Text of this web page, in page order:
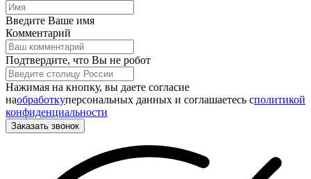
Введите Ваше имя
Комментарий
Подтвердите, что Вы не робот
Нажимая на кнопку, вы даете согласие
наобработкуперсональных данных и соглашаетесь cполитикой
конфиденциальности
Заказать звонок